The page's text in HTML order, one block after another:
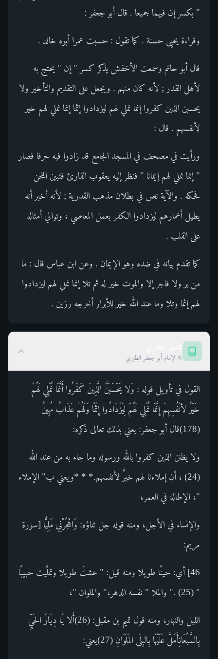
" بكسر إن فيهما جميعا . قال أبو جعفر :
وقراءة يحيى حسنة . كما تقول : حسبت عمرا أبوه خالد .
قال أبو حاتم وسمعت الأخفش يذكر كسر " إن " يحتج به
لأهل القدر ; لأنه كان منهم . ويجعل على التقديم والتأخير ولا
يحسبن الذين كفروا إنما نملي لهم ليزدادوا إثما إنما نملي لهم خير
لأنفسهم . قال :
ورأيت في مصحف في المسجد الجامع قد زادوا فيه حرفا فصار
" إنما نملي لهم إيمانا " فنظر إليه يعقوب القارئ فتبين اللحن
فحكه . والآية نص في بطلان مذهب القدرية ; لأنه أخبر أنه
يطيل أعمارهم ليزدادوا الكفر بعمل المعاصي ، وتوالي أمثاله
على القلب .
كما تقدم بيانه في ضده وهو الإيمان . وعن ابن عباس قال : ما
من بر ولا فاجر إلا والموت خير له ثم تلا إنما نملي لهم ليزدادوا
لهم إثما وتلا وما عند الله خير للأبرار أخرجه رزين .
الإمام أبو جعفر الطبري
القول في تأويل قوله : وَلا يَحْسَبَنَّ الَّذِينَ كَفَرُوا أَنَّمَا نُمْلِي لَهُمْ
خَيْرٌ لأنْفُسِهِمْ إِنَّمَا نُمْلِي لَهُمْ لِيَزْدَادُوا إِثْمًا وَلَهُمْ عَذَابٌ مُهِينٌ
(178)قال أبو جعفر: يعني بذلك تعالى ذكره:
ولا يظنن الذين كفروا بالله ورسوله وما جاء به من عند الله
(24) ، أن إملاءنا لهم خيرٌ لأنفسهم.* * *ويعني ب" الإملاء
"، الإطالة في العمر،
والإنساء في الأجل، ومنه قوله جل ثناؤه: وَاهْجُرْنِي مَلِيًّا [سورة
مريم:
46] أي: حينًا طويلا ومنه قيل: " عشتَ طويلا وتملَّيت حبيبًا
" (25) ." والملا " نفسه الدهر،" والملوان "،
الليل والنهار، ومنه قول تميم بن مقبل: (26)أَلا يَا دِيَارَ الحَيِّ
بِالسَّبُعَانِأَمَلَّ عَلَيْهَا بِالبِلَى المَلَوَانِ (27)يعني: